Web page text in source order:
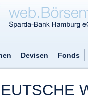
Devisen Fonds